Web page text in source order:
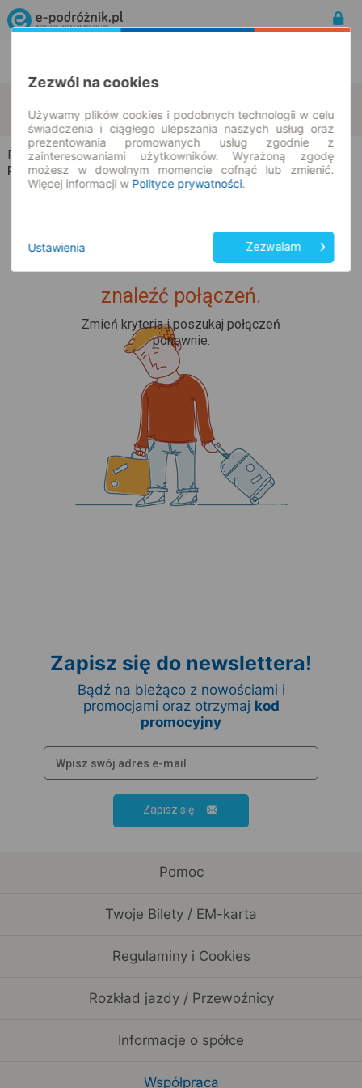
10.08.2026 | -- : --
zmień kryteria
Ratoszyn → Branica
Rozkład jazdy i bilety
Upss... Nie udało nam się
znaleźć połączeń.
Zmień kryteria i poszukaj połączeń
ponownie.
Zapisz się do newslettera!
Bądź na bieżąco z nowościami i
promocjami oraz otrzymaj kod
promocyjny
Zapisz się
Pomoc
Twoje Bilety / EM-karta
Regulaminy i Cookies
Rozkład jazdy / Przewoźnicy
Informacje o spółce
Współpraca
Zezwól na cookies
Używamy plików cookies i podobnych technologii w celu
świadczenia i ciągłego ulepszania naszych usług oraz
prezentowania promowanych usług zgodnie z
zainteresowaniami użytkowników. Wyrażoną zgodę
możesz w dowolnym momencie cofnąć lub zmienić.
Więcej informacji w Polityce prywatności.
Ustawienia Zezwalam